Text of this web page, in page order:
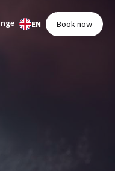
EN Book now